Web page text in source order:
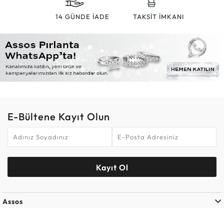
14 GÜNDE İADE TAKSİT İMKANI
E-Bültene Kayıt Olun
Kayıt Ol
Assos